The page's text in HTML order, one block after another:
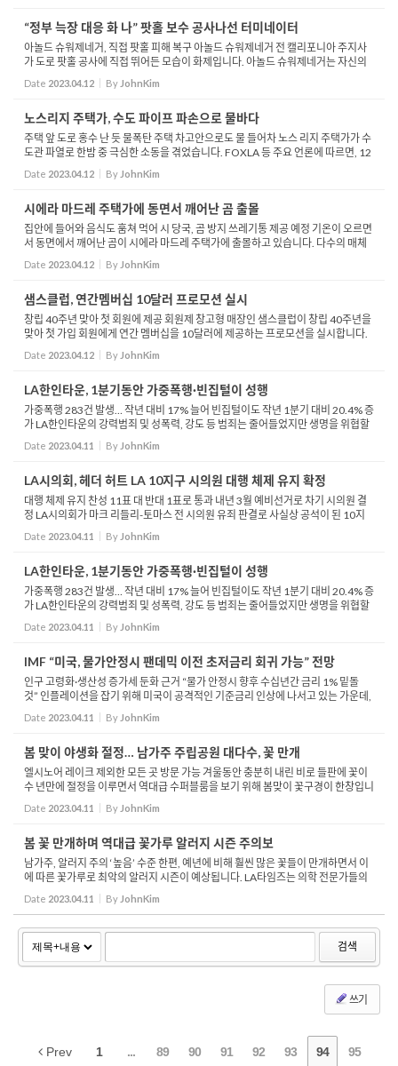
“정부 늑장 대응 화 나” 팟홀 보수 공사나선 터미네이터
아놀드 슈워제네거, 직접 팟홀 피해 복구 아놀드 슈워제네거 전 캘리포니아 주지사
가 도로 팟홀 공사에 직접 뛰어든 모습이 화제입니다. 아놀드 슈워제네거는 자신의
팀과 함께 퍼시픽 팰리세이드 지역으로 추정되는 지역의 팟홀을 직접 메우는 모습을
트위터...
Date 2023.04.12 By JohnKim
노스리지 주택가, 수도 파이프 파손으로 물바다
주택 앞 도로 홍수 난 듯 물폭탄 주택 차고안으로도 물 들어차 노스 리지 주택가가 수
도관 파열로 한밤 중 극심한 소동을 겪었습니다. FOXLA 등 주요 언론에 따르면, 12
일 새벽 1시경 노스리지 지역 한 주택가가 도로 수도관이 파열로 물이 분수처럼 솟구
쳐 ...
Date 2023.04.12 By JohnKim
시에라 마드레 주택가에 동면서 깨어난 곰 출몰
집안에 들어와 음식도 훔쳐 먹어 시 당국, 곰 방지 쓰레기통 제공 예정 기온이 오르면
서 동면에서 깨어난 곰이 시에라 마드레 주택가에 출몰하고 있습니다. 다수의 매체
에 따르면, 최근 시에라 마드레 주민들은 곰이 출몰해 집과 차량, 현관 등지를 서성이
며 ...
Date 2023.04.12 By JohnKim
샘스클럽, 연간멤버십 10달러 프로모션 실시
창립 40주년 맞아 첫 회원에 제공 회원제 창고형 매장인 샘스클럽이 창립 40주년을
맞아 첫 가입 회원에게 연간 멤버십을 10달러에 제공하는 프로모션을 실시합니다.
샘스클럽은 14일부터 19일 사이 프로모션 기간 중 첫 가입자에게 스탠다드 멤버십
은 10달러...
Date 2023.04.12 By JohnKim
LA한인타운, 1분기동안 가중폭행·빈집털이 성행
가중폭행 283건 발생… 작년 대비 17% 늘어 빈집털이도 작년 1분기 대비 20.4% 증
가 LA한인타운의 강력범죄 및 성폭력, 강도 등 범죄는 줄어들었지만 생명을 위협할
수준의 심각한 폭행인 가중폭행 등 범죄는 폭증한 것으로 나타났습니다. 한인타운
관...
Date 2023.04.11 By JohnKim
LA시의회, 헤더 허트 LA 10지구 시의원 대행 체제 유지 확정
대행 체제 유지 찬성 11표 대 반대 1표로 통과 내년 3월 예비선거로 차기 시의원 결
정 LA시의회가 마크 리들리-토마스 전 시의원 유죄 판결로 사실상 공석이 된 10지
구 시의원직에 헤더 허트 현 대행 업무 체제를 유지합니다. LA시의회는 11일, 한인
타운을 포...
Date 2023.04.11 By JohnKim
LA한인타운, 1분기동안 가중폭행·빈집털이 성행
가중폭행 283건 발생… 작년 대비 17% 늘어 빈집털이도 작년 1분기 대비 20.4% 증
가 LA한인타운의 강력범죄 및 성폭력, 강도 등 범죄는 줄어들었지만 생명을 위협할
수준의 심각한 폭행인 가중폭행 등 범죄는 폭증한 것으로 나타났습니다. 한인타운
관...
Date 2023.04.11 By JohnKim
IMF “미국, 물가안정시 팬데믹 이전 초저금리 회귀 가능” 전망
인구 고령화·생산성 증가세 둔화 근거 “물가 안정시 향후 수십년간 금리 1% 밑돌
것” 인플레이션을 잡기 위해 미국이 공격적인 기준금리 인상에 나서고 있는 가운데,
국제통화기금 IMF가 향후 물가가 잡히면, 미국이 코로나19 팬데믹 이전...
Date 2023.04.11 By JohnKim
봄 맞이 야생화 절정… 남가주 주립공원 대다수, 꽃 만개
엘시노어 레이크 제외한 모든 곳 방문 가능 겨울동안 충분히 내린 비로 들판에 꽃이
수 년만에 절정을 이루면서 역대급 수퍼블룸을 보기 위해 봄맞이 꽃구경이 한창입니
다. 캘리포니아 공원국은 꽃구경 명소인 치노힐스와 앤텔롭 밸리 파피꽃 군락 구역,
레드...
Date 2023.04.11 By JohnKim
봄 꽃 만개하며 역대급 꽃가루 알러지 시즌 주의보
남가주, 알러지 주의 ‘높음’ 수준 한편, 예년에 비해 훨씬 많은 꽃들이 만개하면서 이
에 따른 꽃가루로 최악의 알러지 시즌이 예상됩니다. LA타임즈는 의학 전문가들의
말을 인용해, 캘리포니아 전역에 꽃이 만발하면서 이에 따른 알러지를 주의...
Date 2023.04.11 By JohnKim
검색
쓰기
Prev 1 ... 89 90 91 92 93 94 95